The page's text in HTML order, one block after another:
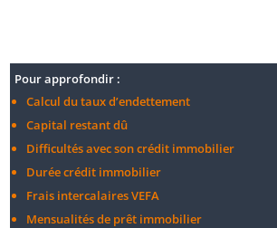
Pour approfondir :
Calcul du taux d’endettement
Capital restant dû
Difficultés avec son crédit immobilier
Durée crédit immobilier
Frais intercalaires VEFA
Mensualités de prêt immobilier